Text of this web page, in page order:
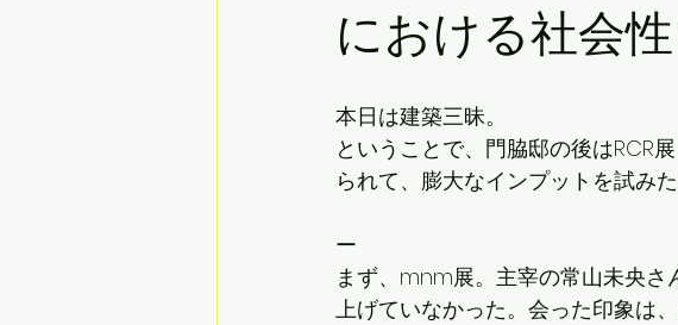
まちづくり 刈谷 新潟 生活民芸舎
における社会
本日は建築三昧。
ということで、門脇邸の後はRCR
られて、膨大なインプットを試みた
ー
まず、mnm展。主宰の常山未央さ
上げていなかった。会った印象は